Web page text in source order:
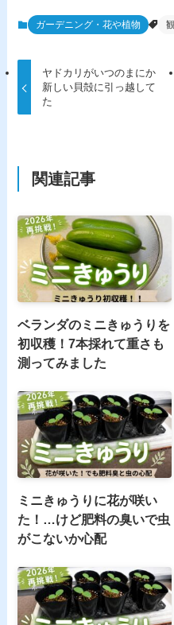
ガーデニング・花や植物
ヤドカリがいつのまにか
新しい貝殻に引っ越して
た
関連記事
ベランダのミニきゅうりを
初収穫！7本採れて重さも
測ってみました
ミニきゅうりに花が咲い
た！…けど肥料の臭いで虫
がこないか心配